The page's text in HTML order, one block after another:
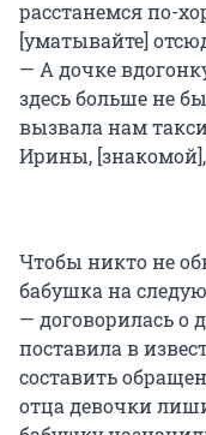
расстанемся по-
[уматывайте]
— А дочке
здесь больше не
вызвала нам
Ирины,
Чтобы никто не
бабушка на
— договорилась о
поставила в
составить
отца девочки